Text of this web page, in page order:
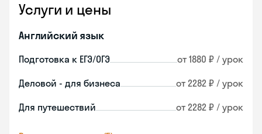
Услуги и цены
Английский язык
Подготовка к ЕГЭ/ОГЭ от 1880 ₽ / урок
Деловой - для бизнеса от 2282 ₽ / урок
Для путешествий от 2282 ₽ / урок